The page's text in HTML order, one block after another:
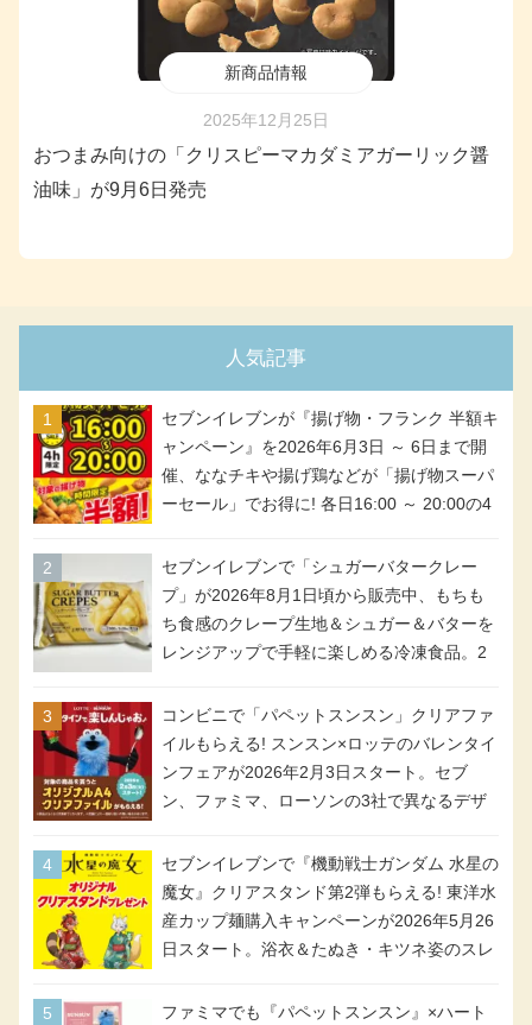
新商品情報
2025年12月25日
おつまみ向けの「クリスピーマカダミアガーリック醤
油味」が9月6日発売
人気記事
セブンイレブンが『揚げ物・フランク 半額キ
ャンペーン』を2026年6月3日 ～ 6日まで開
催、ななチキや揚げ鶏などが「揚げ物スーパ
ーセール」でお得に! 各日16:00 ～ 20:00の4
アメリカンドッグが税抜き69円!
セブンイレブンで「シュガーバタークレー
プ」が2026年8月1日頃から販売中、もちも
ち食感のクレープ生地＆シュガー＆バターを
レンジアップで手軽に楽しめる冷凍食品。2
コンビニで「パペットスンスン」クリアファ
イルもらえる! スンスン×ロッテのバレンタイ
ンフェアが2026年2月3日スタート。セブ
ン、ファミマ、ローソンの3社で異なるデザ
セブンイレブンで『機動戦士ガンダム 水星の
魔女』クリアスタンド第2弾もらえる! 東洋水
産カップ麺購入キャンペーンが2026年5月26
日スタート。浴衣＆たぬき・キツネ姿のスレ
号・5号) / シャディクが全6種のクリアスタ
ファミマでも『パペットスンスン』×ハート